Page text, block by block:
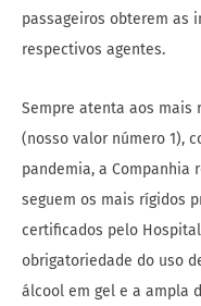
passageiros obterem as
respectivos agentes.
Sempre atenta aos mais
(nosso valor número 1),
pandemia, a Companhia
seguem os mais rígidos
certificados pelo
obrigatoriedade do uso
álcool em gel e a ampla